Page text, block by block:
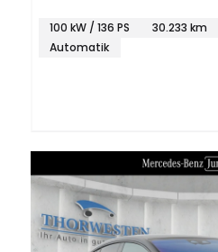
100 kW / 136 PS 30.233 km
Automatik